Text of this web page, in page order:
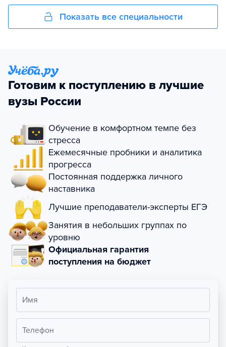
Показать все специальности
Готовим к поступлению в лучшие
вузы России
Обучение в комфортном темпе без
стресса
Ежемесячные пробники и аналитика
прогресса
Постоянная поддержка личного
наставника
Лучшие преподаватели-эксперты ЕГЭ
Занятия в небольших группах по
уровню
Официальная гарантия
поступления на бюджет
Имя
Телефон